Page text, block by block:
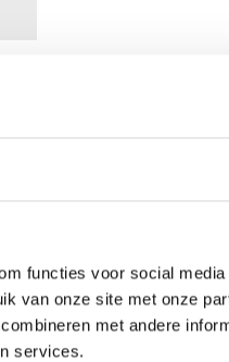
functies voor social
van onze site met onze
met andere
services.